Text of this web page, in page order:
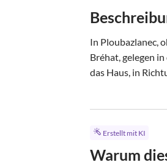
In Ploubazlanec,
Bréhat, gelegen
das Haus, in
Erstellt mit KI
Warum